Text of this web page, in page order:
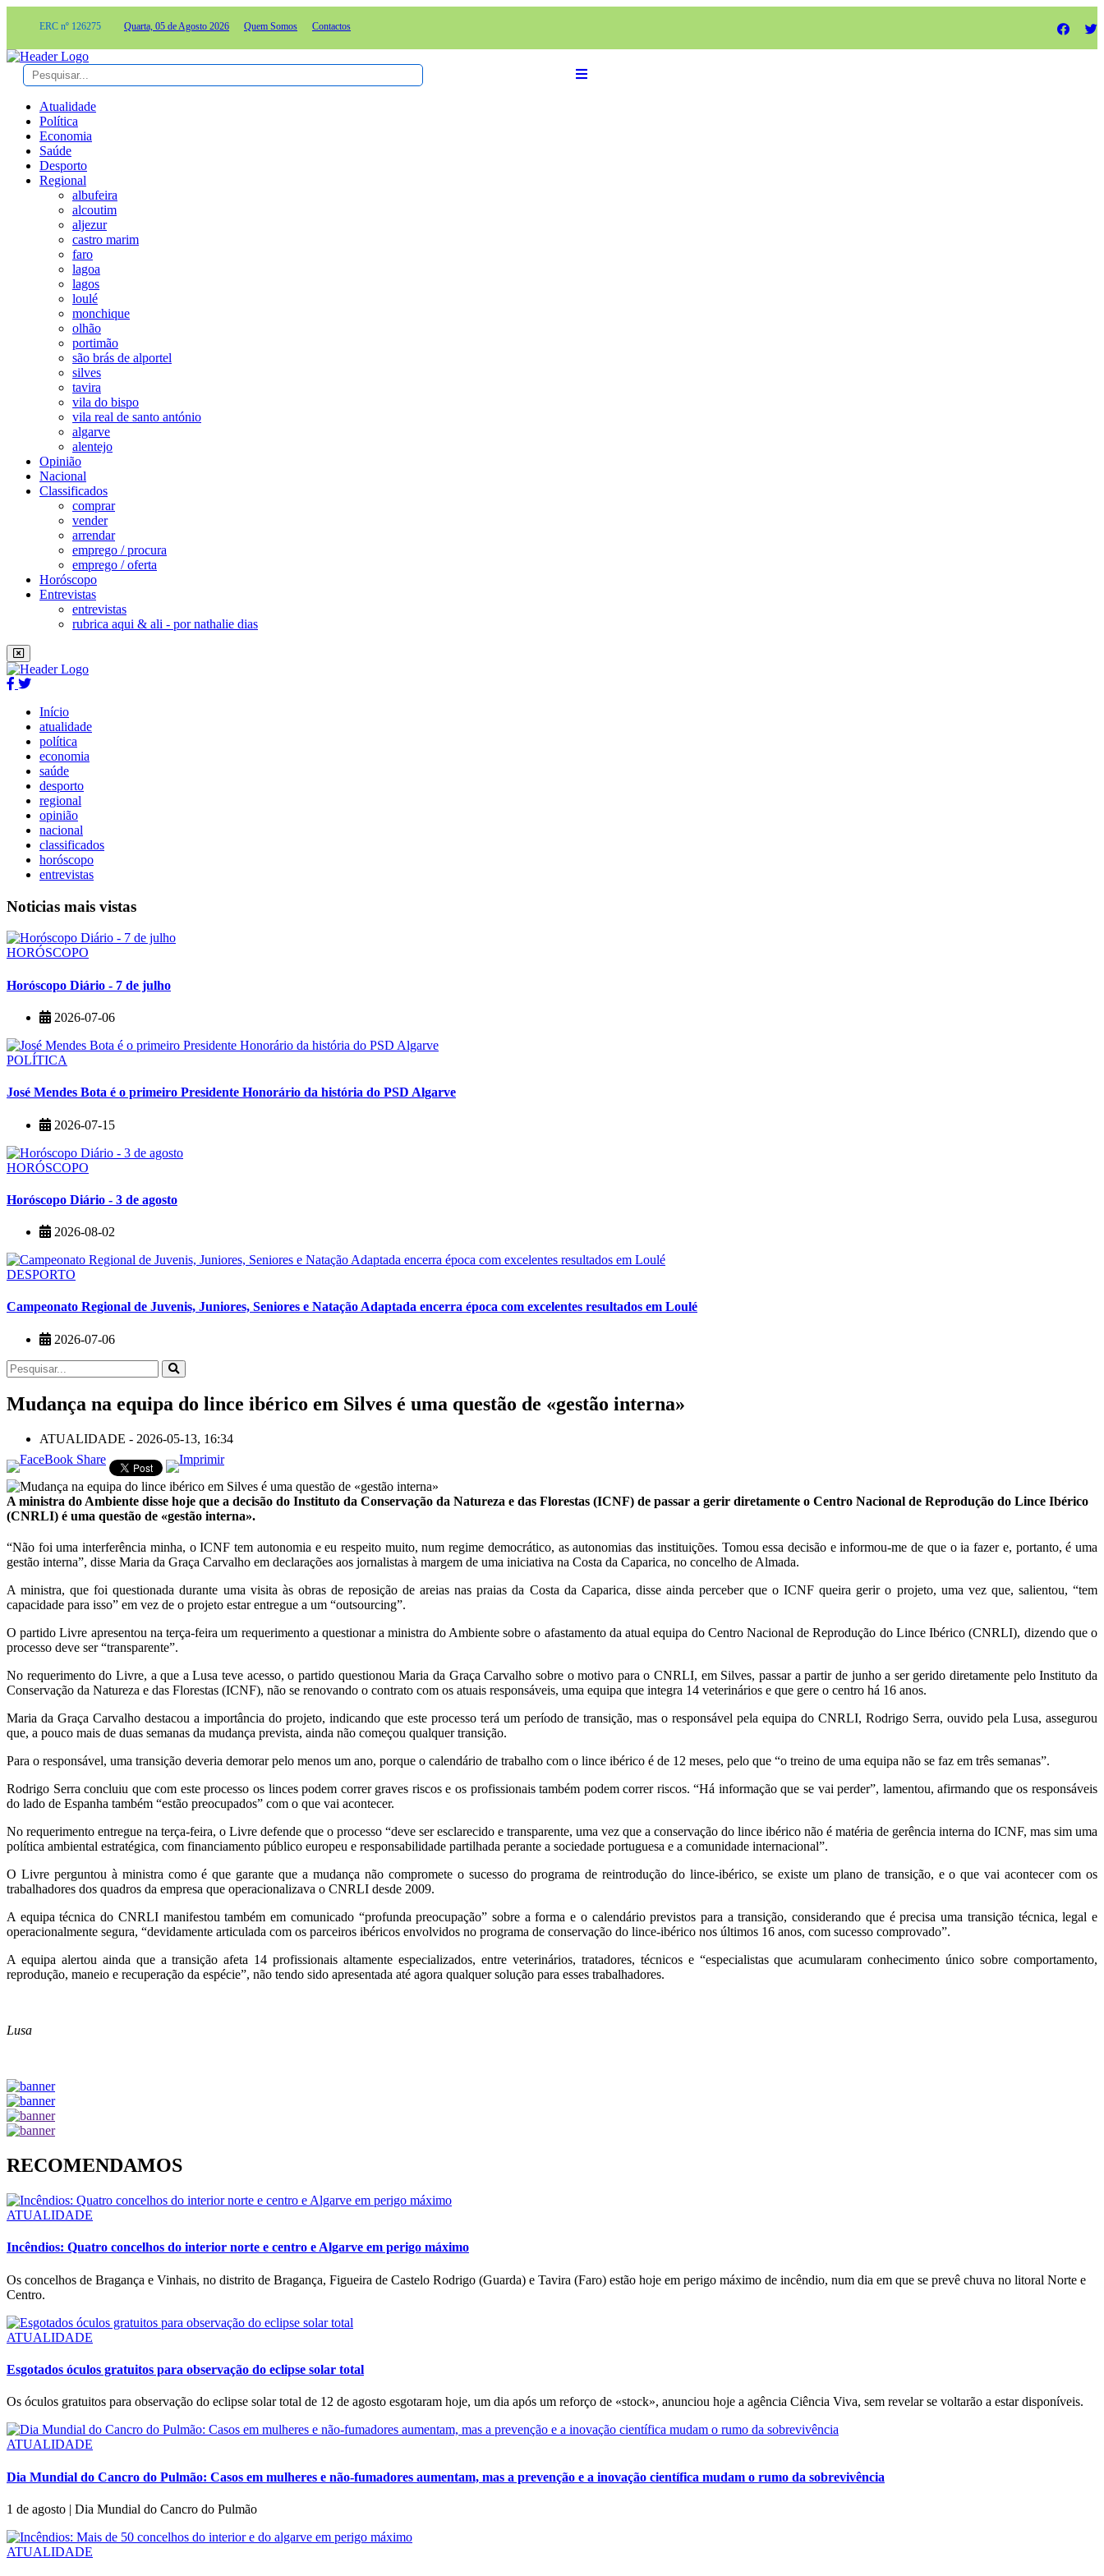
ERC nº 126275 Quarta, 05 de Agosto 2026 Quem Somos Contactos
Atualidade
Política
Economia
Saúde
Desporto
Regional
albufeira
alcoutim
aljezur
castro marim
faro
lagoa
lagos
loulé
monchique
olhão
portimão
são brás de alportel
silves
tavira
vila do bispo
vila real de santo antónio
algarve
alentejo
Opinião
Nacional
Classificados
comprar
vender
arrendar
emprego / procura
emprego / oferta
Horóscopo
Entrevistas
entrevistas
rubrica aqui & ali - por nathalie dias
Início
atualidade
política
economia
saúde
desporto
regional
opinião
nacional
classificados
horóscopo
entrevistas
Noticias mais vistas
HORÓSCOPO
Horóscopo Diário - 7 de julho
2026-07-06
POLÍTICA
José Mendes Bota é o primeiro Presidente Honorário da história do PSD Algarve
2026-07-15
HORÓSCOPO
Horóscopo Diário - 3 de agosto
2026-08-02
DESPORTO
Campeonato Regional de Juvenis, Juniores, Seniores e Natação Adaptada encerra época com excelentes resultados em Loulé
2026-07-06
Mudança na equipa do lince ibérico em Silves é uma questão de «gestão interna»
ATUALIDADE - 2026-05-13, 16:34
A ministra do Ambiente disse hoje que a decisão do Instituto da Conservação da Natureza e das Florestas (ICNF) de passar a gerir diretamente o Centro Nacional de Reprodução do Lince Ibérico
(CNRLI) é uma questão de «gestão interna».
“Não foi uma interferência minha, o ICNF tem autonomia e eu respeito muito, num regime democrático, as autonomias das instituições. Tomou essa decisão e informou-me de que o ia fazer e, portanto, é uma
gestão interna”, disse Maria da Graça Carvalho em declarações aos jornalistas à margem de uma iniciativa na Costa da Caparica, no concelho de Almada.
A ministra, que foi questionada durante uma visita às obras de reposição de areias nas praias da Costa da Caparica, disse ainda perceber que o ICNF queira gerir o projeto, uma vez que, salientou, “tem
capacidade para isso” em vez de o projeto estar entregue a um “outsourcing”.
O partido Livre apresentou na terça-feira um requerimento a questionar a ministra do Ambiente sobre o afastamento da atual equipa do Centro Nacional de Reprodução do Lince Ibérico (CNRLI), dizendo que o
processo deve ser “transparente”.
No requerimento do Livre, a que a Lusa teve acesso, o partido questionou Maria da Graça Carvalho sobre o motivo para o CNRLI, em Silves, passar a partir de junho a ser gerido diretamente pelo Instituto da
Conservação da Natureza e das Florestas (ICNF), não se renovando o contrato com os atuais responsáveis, uma equipa que integra 14 veterinários e que gere o centro há 16 anos.
Maria da Graça Carvalho destacou a importância do projeto, indicando que este processo terá um período de transição, mas o responsável pela equipa do CNRLI, Rodrigo Serra, ouvido pela Lusa, assegurou
que, a pouco mais de duas semanas da mudança prevista, ainda não começou qualquer transição.
Para o responsável, uma transição deveria demorar pelo menos um ano, porque o calendário de trabalho com o lince ibérico é de 12 meses, pelo que “o treino de uma equipa não se faz em três semanas”.
Rodrigo Serra concluiu que com este processo os linces podem correr graves riscos e os profissionais também podem correr riscos. “Há informação que se vai perder”, lamentou, afirmando que os responsáveis
do lado de Espanha também “estão preocupados” com o que vai acontecer.
No requerimento entregue na terça-feira, o Livre defende que o processo “deve ser esclarecido e transparente, uma vez que a conservação do lince ibérico não é matéria de gerência interna do ICNF, mas sim uma
política ambiental estratégica, com financiamento público europeu e responsabilidade partilhada perante a sociedade portuguesa e a comunidade internacional”.
O Livre perguntou à ministra como é que garante que a mudança não compromete o sucesso do programa de reintrodução do lince-ibérico, se existe um plano de transição, e o que vai acontecer com os
trabalhadores dos quadros da empresa que operacionalizava o CNRLI desde 2009.
A equipa técnica do CNRLI manifestou também em comunicado “profunda preocupação” sobre a forma e o calendário previstos para a transição, considerando que é precisa uma transição técnica, legal e
operacionalmente segura, “devidamente articulada com os parceiros ibéricos envolvidos no programa de conservação do lince-ibérico nos últimos 16 anos, com sucesso comprovado”.
A equipa alertou ainda que a transição afeta 14 profissionais altamente especializados, entre veterinários, tratadores, técnicos e “especialistas que acumularam conhecimento único sobre comportamento,
reprodução, maneio e recuperação da espécie”, não tendo sido apresentada até agora qualquer solução para esses trabalhadores.
Lusa
RECOMENDAMOS
ATUALIDADE
Incêndios: Quatro concelhos do interior norte e centro e Algarve em perigo máximo
Os concelhos de Bragança e Vinhais, no distrito de Bragança, Figueira de Castelo Rodrigo (Guarda) e Tavira (Faro) estão hoje em perigo máximo de incêndio, num dia em que se prevê chuva no litoral Norte e
Centro.
ATUALIDADE
Esgotados óculos gratuitos para observação do eclipse solar total
Os óculos gratuitos para observação do eclipse solar total de 12 de agosto esgotaram hoje, um dia após um reforço de «stock», anunciou hoje a agência Ciência Viva, sem revelar se voltarão a estar disponíveis.
ATUALIDADE
Dia Mundial do Cancro do Pulmão: Casos em mulheres e não-fumadores aumentam, mas a prevenção e a inovação científica mudam o rumo da sobrevivência
1 de agosto | Dia Mundial do Cancro do Pulmão
ATUALIDADE